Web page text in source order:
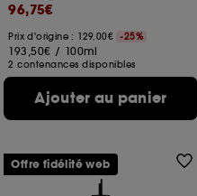
96,75€
Prix d'origine : 129,00€ -25%
193,50€ / 100ml
2 contenances disponibles
Ajouter au panier
Offre fidélité web